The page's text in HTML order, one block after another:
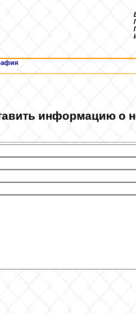
информацию о